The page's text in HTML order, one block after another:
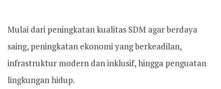
Mulai dari peningkatan kualitas SDM agar berdaya
saing, peningkatan ekonomi yang berkeadilan,
infrastruktur modern dan inklusif, hingga penguatan
lingkungan hidup.